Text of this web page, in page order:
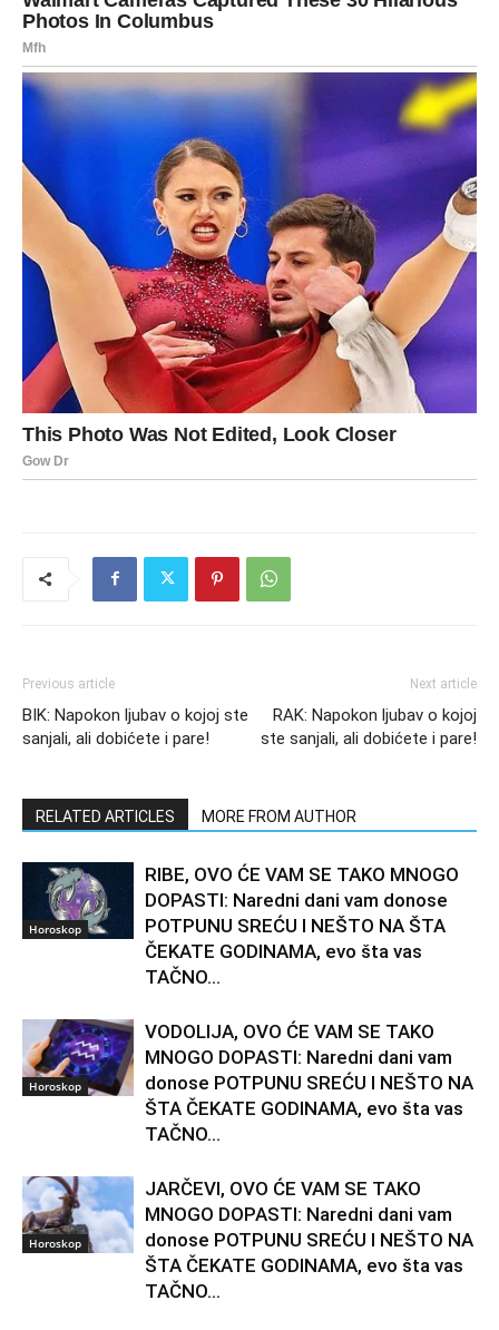
Previous article
BIK: Napokon ljubav o kojoj ste
sanjali, ali dobićete i pare!
Next article
RAK: Napokon ljubav o kojoj
ste sanjali, ali dobićete i pare!
RELATED ARTICLES MORE FROM AUTHOR
Horoskop
RIBE, OVO ĆE VAM SE TAKO MNOGO
DOPASTI: Naredni dani vam donose
POTPUNU SREĆU I NEŠTO NA ŠTA
ČEKATE GODINAMA, evo šta vas
TAČNO...
Horoskop
VODOLIJA, OVO ĆE VAM SE TAKO
MNOGO DOPASTI: Naredni dani vam
donose POTPUNU SREĆU I NEŠTO NA
ŠTA ČEKATE GODINAMA, evo šta vas
TAČNO...
Horoskop
JARČEVI, OVO ĆE VAM SE TAKO
MNOGO DOPASTI: Naredni dani vam
donose POTPUNU SREĆU I NEŠTO NA
ŠTA ČEKATE GODINAMA, evo šta vas
TAČNO...